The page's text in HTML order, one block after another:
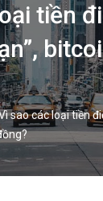
tiền
sao các loại tiền